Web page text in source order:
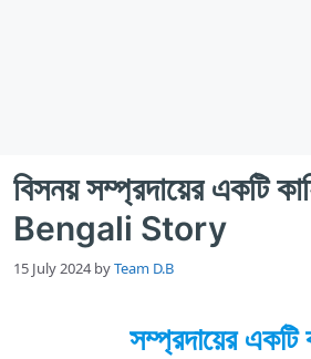
বিসনয় সম্প্রদায়ের একটি
Bengali Story
15 July 2024 byTeam D.B
সম্প্রদায়ের একটি